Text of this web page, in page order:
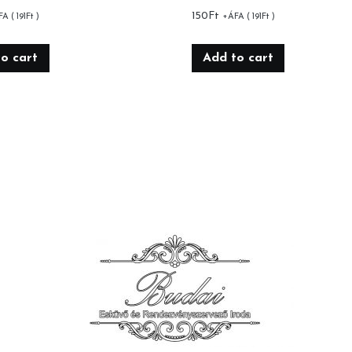
( 191 Ft)
cart
150 Ft +ÁFA ( 191 Ft)
Add to cart